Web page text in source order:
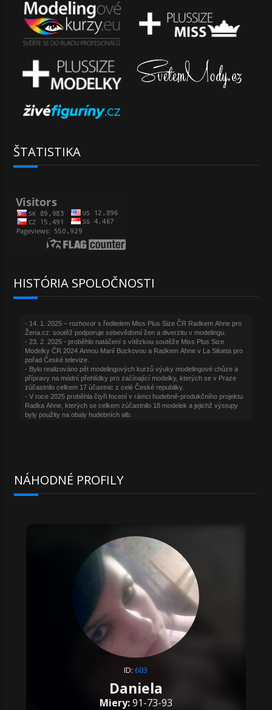
ŠTATISTIKA
HISTÓRIA SPOLOČNOSTI
NÁHODNÉ PROFILY
ID:603
Daniela
Miery:91-73-93